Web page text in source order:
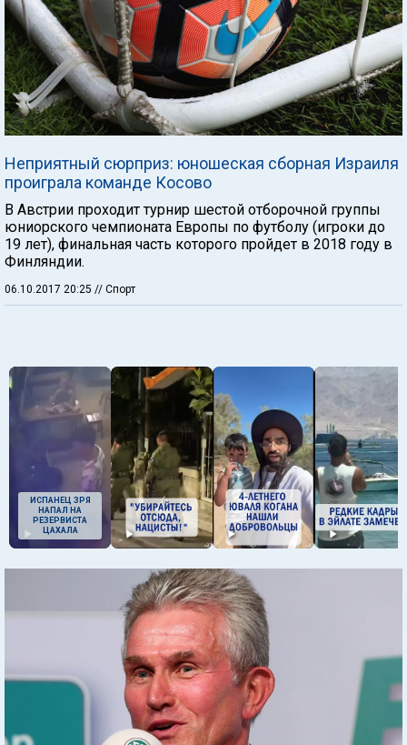
Неприятный сюрприз: юношеская сборная Израиля
проиграла команде Косово
В Австрии проходит турнир шестой отборочной группы
юниорского чемпионата Европы по футболу (игроки до
19 лет), финальная часть которого пройдет в 2018 году в
Финляндии.
06.10.2017 20:25 // Спорт
ИСПАНЕЦ ЗРЯ
НАПАЛ НА
РЕЗЕРВИСТА
ЦАХАЛА